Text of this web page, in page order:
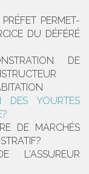
PERMET-
DU DÉFÉRÉ
DE
DES YOURTES
DE MARCHÉS
L'ASSUREUR